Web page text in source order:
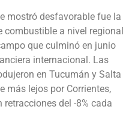
mostró desfavorable fue la
combustible a nivel regional
que culminó en junio
internacional. Las
en Tucumán y Salta
más lejos por Corrientes,
del -8% cada